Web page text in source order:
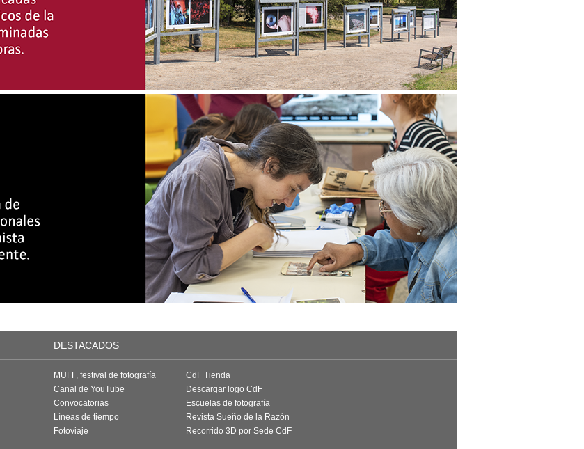
DESTACADOS
MUFF, festival de fotografía
Canal de YouTube
Convocatorias
Líneas de tiempo
Fotoviaje
CdF Tienda
Descargar logo CdF
Escuelas de fotografía
Revista Sueño de la Razón
Recorrido 3D por Sede CdF